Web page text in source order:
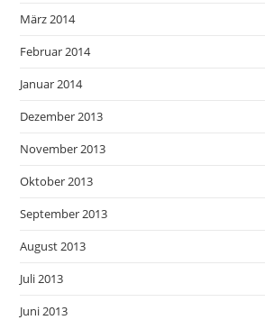
März 2014
Februar 2014
Januar 2014
Dezember 2013
November 2013
Oktober 2013
September 2013
August 2013
Juli 2013
Juni 2013